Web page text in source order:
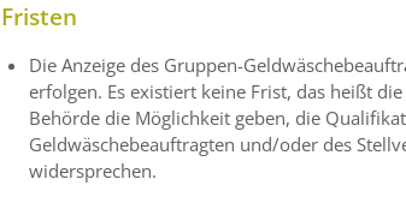
Fristen
Die Anzeige des Gruppen-
erfolgen. Es existiert keine Frist, das heißt
Behörde die Möglichkeit geben, die
Geldwäschebeauftragten und/oder des
widersprechen.